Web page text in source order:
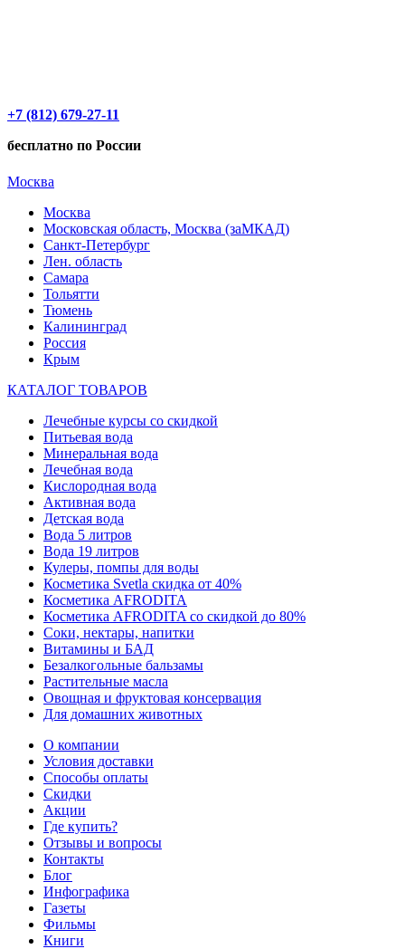
+7 (812) 679-27-11
бесплатно по России
Москва
Москва
Московская область, Москва (заМКАД)
Санкт-Петербург
Лен. область
Самара
Тольятти
Тюмень
Калининград
Россия
Крым
КАТАЛОГ ТОВАРОВ
Лечебные курсы со скидкой
Питьевая вода
Минеральная вода
Лечебная вода
Кислородная вода
Активная вода
Детская вода
Вода 5 литров
Вода 19 литров
Кулеры, помпы для воды
Косметика Svetla скидка от 40%
Косметика AFRODITA
Косметика AFRODITA со скидкой до 80%
Соки, нектары, напитки
Витамины и БАД
Безалкогольные бальзамы
Растительные масла
Овощная и фруктовая консервация
Для домашних животных
О компании
Условия доставки
Способы оплаты
Скидки
Акции
Где купить?
Отзывы и вопросы
Контакты
Блог
Инфографика
Газеты
Фильмы
Книги